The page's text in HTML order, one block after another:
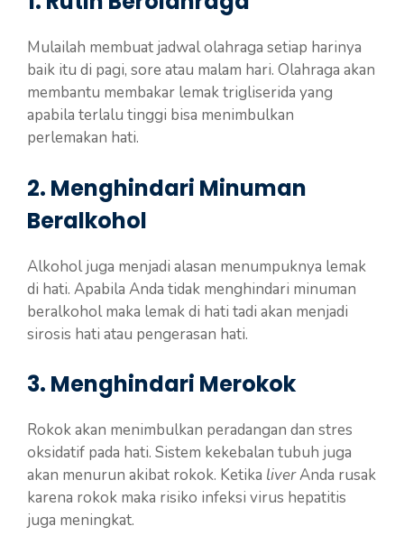
Mulailah membuat jadwal olahraga setiap harinya
baik itu di pagi, sore atau malam hari. Olahraga akan
membantu membakar lemak trigliserida yang
apabila terlalu tinggi bisa menimbulkan
perlemakan hati.
2. Menghindari Minuman
Beralkohol
Alkohol juga menjadi alasan menumpuknya lemak
di hati. Apabila Anda tidak menghindari minuman
beralkohol maka lemak di hati tadi akan menjadi
sirosis hati atau pengerasan hati.
3. Menghindari Merokok
Rokok akan menimbulkan peradangan dan stres
oksidatif pada hati. Sistem kekebalan tubuh juga
akan menurun akibat rokok. Ketika liverAnda rusak
karena rokok maka risiko infeksi virus hepatitis
juga meningkat.